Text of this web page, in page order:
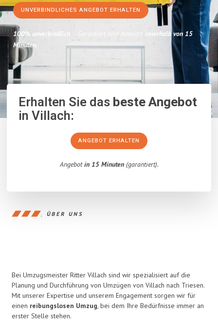
UNVERBINDLICHES ANGEBOT ERHALTEN
100% unverbindlich – Garantiert eine Antwort innerhalb von 15
Minuten.
Erhalten Sie dasbeste Angebot
in Villach:
ANGEBOT ERHALTEN
Angebotin 15 Minuten(garantiert).
ÜBER UNS
Bei Umzugsmeister Ritter Villach sind wir spezialisiert auf die
Planung und Durchführung von Umzügen von Villach nach Triesen.
Mit unserer Expertise und unserem Engagement sorgen wir für
einen reibungslosen Umzug, bei dem Ihre Bedürfnisse immer an
erster Stelle stehen.